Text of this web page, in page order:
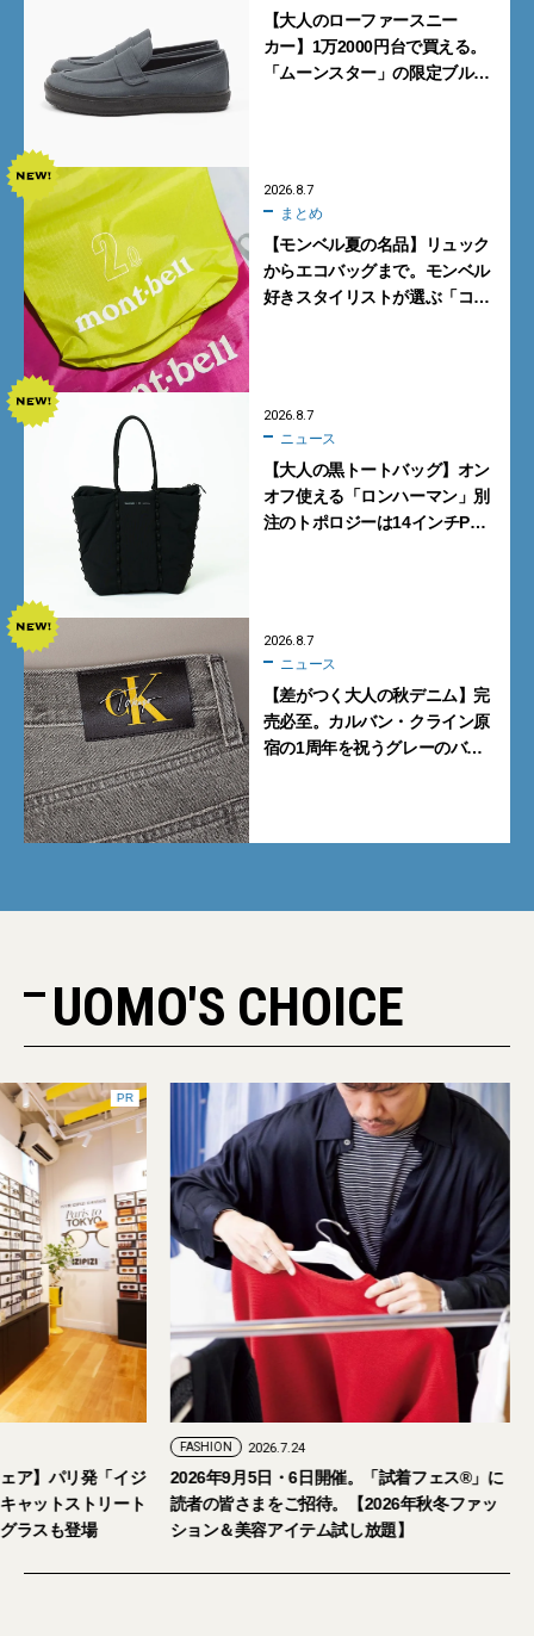
【大人のローファースニー
カー】1万2000円台で買える。
「ムーンスター」の限定ブルー
2026.8.7
まとめ
【モンベル夏の名品】リュック
からエコバッグまで。モンベル
好きスタイリストが選ぶ「コス
2026.8.7
ニュース
【大人の黒トートバッグ】オン
オフ使える「ロンハーマン」別
注のトポロジーは14インチPC
2026.8.7
ニュース
【差がつく大人の秋デニム】完
売必至。カルバン・クライン原
宿の1周年を祝うグレーのバ
UOMO'S CHOICE
PR
【おしゃれな大人のアイウェア】パリ発「イジ
ピジ」が国内初の旗艦店をキャットストリート
にオープン。日本限定サングラスも登場
2026年9月5日・6
読者の皆さまをご
ション＆美容アイ